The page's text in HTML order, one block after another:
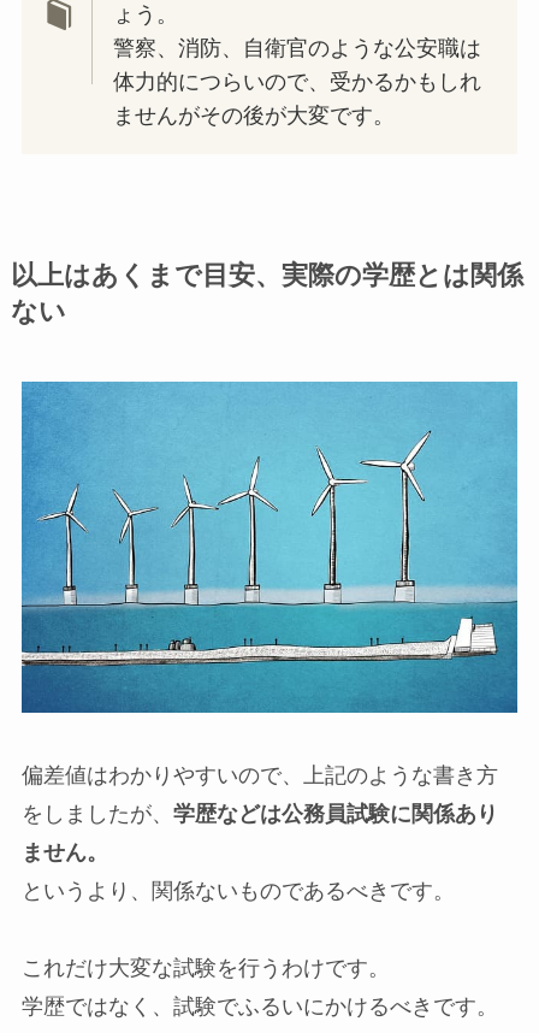
ょう。
警察、消防、自衛官のような公安職は
体力的につらいので、受かるかもしれ
ませんがその後が大変です。
以上はあくまで目安、実際の学歴とは関係
ない
偏差値はわかりやすいので、上記のような書き方
をしましたが、 学歴などは公務員試験に関係あり
ません。
というより、関係ないものであるべきです。
これだけ大変な試験を行うわけです。
学歴ではなく、試験でふるいにかけるべきです。